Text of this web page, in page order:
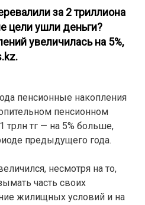
за 2 триллиона
цели ушли деньги?
увеличилась на 5%,
.
пенсионные накопления
пенсионном
трлн тг — на 5% больше,
предыдущего года.
несмотря на то,
часть своих
жилищных условий и на